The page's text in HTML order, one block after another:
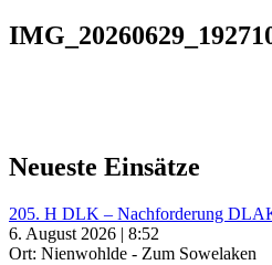
Neueste Einsätze
205. H DLK – Nachforderung
6. August 2026 | 8:52
Ort: Nienwohlde - Zum Sowelaken